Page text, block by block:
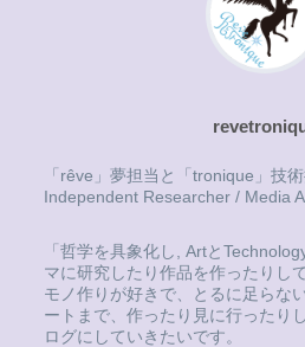
「rêve」夢担当と「tronique」技
Independent Researcher / Media
「哲学を具象化し, Artと
マに研究したり作品を作ったりし
モノ作りが好きで、とるに足らな
ートまで、作ったり見に行ったり
ログにしていきたいです。